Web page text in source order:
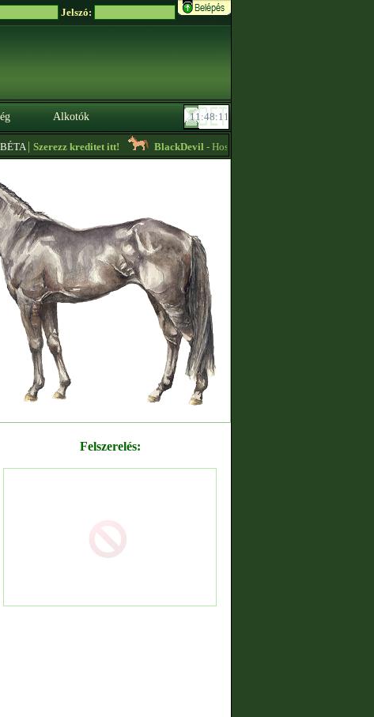
Jelszó:
Alkotók
|Szerezz kreditet itt! BlackDevil- Hosszú idö után,pár dolog kiesett
Felszerelés: